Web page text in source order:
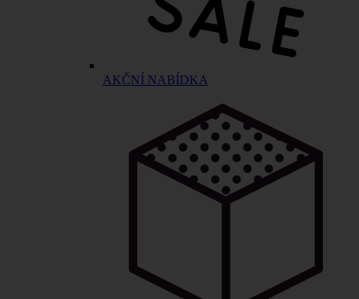
AKČNÍ NABÍDKA